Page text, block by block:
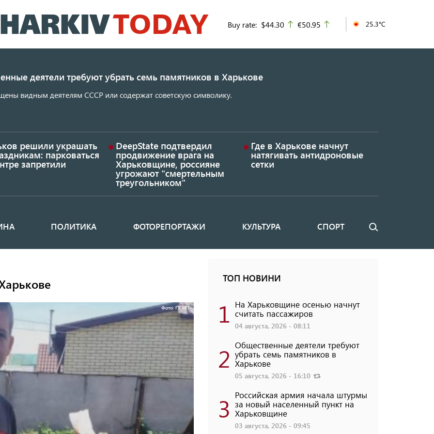
к
основному
Buy rate: $44.30 up
€50.95 25.3°C
деятели требуют убрать семь памятников в Харькове
видным деятелям СССР или содержат советскую символику.
решили украшать
парковаться
запретили
DeepState подтвердил
продвижение врага на
Харьковщине, россияне
угрожают "смертельным
треугольником"
Где в Харькове начнут
натягивать антидроновые
сетки
ПОЛИТИКА ФОТОРЕПОРТАЖИ КУЛЬТУРА СПОРТ Поиск
Фото: ГУ НП
ТОП НОВИНИ
1 На Харьковщине осенью начнут
считать пассажиров
04 августа, 2026 - 08:11
2 Общественные деятели требуют
убрать семь памятников в
Харькове
05 августа, 2026 - 16:10
3 Российская армия начала штурмы
за новый населенный пункт на
Харьковщине
03 августа, 2026 - 09:45